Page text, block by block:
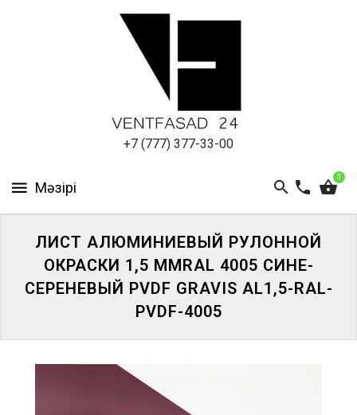
+7 (777) 377-33-00
0
ПАНЕЛИ
ЛИСТ АЛЮМИНИЕВЫЙ РУЛОННОЙ
ОКРАСКИ 1,5 ММRAL 4005 СИНЕ-
СЕРЕНЕВЫЙ PVDF GRAVIS AL1,5-RAL-
PVDF-4005